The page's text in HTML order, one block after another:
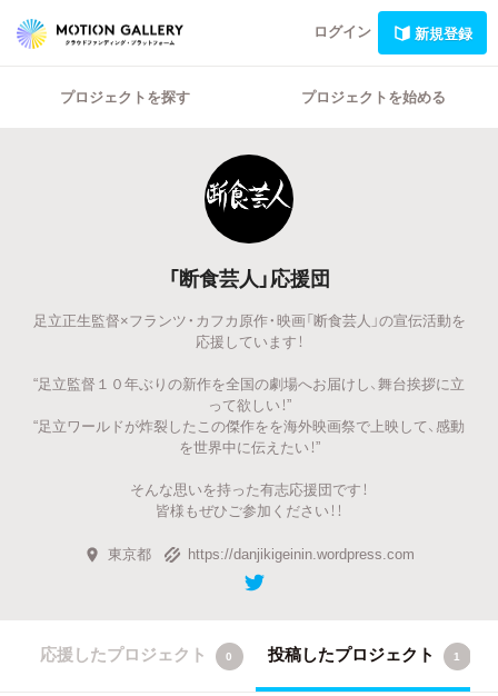
ログイン 新規登録
プロジェクトを探す プロジェクトを始める
「断食芸人」応援団
足立正生監督×フランツ・カフカ原作・映画「断食芸人」の宣伝活動を
応援しています！
“足立監督１０年ぶりの新作を全国の劇場へお届けし、舞台挨拶に立
って欲しい！”
“足立ワールドが炸裂したこの傑作をを海外映画祭で上映して、感動
を世界中に伝えたい！”
そんな思いを持った有志応援団です！
皆様もぜひご参加ください！！
東京都 https://danjikigeinin.wordpress.com
応援したプロジェクト 0 投稿したプロジェクト 1